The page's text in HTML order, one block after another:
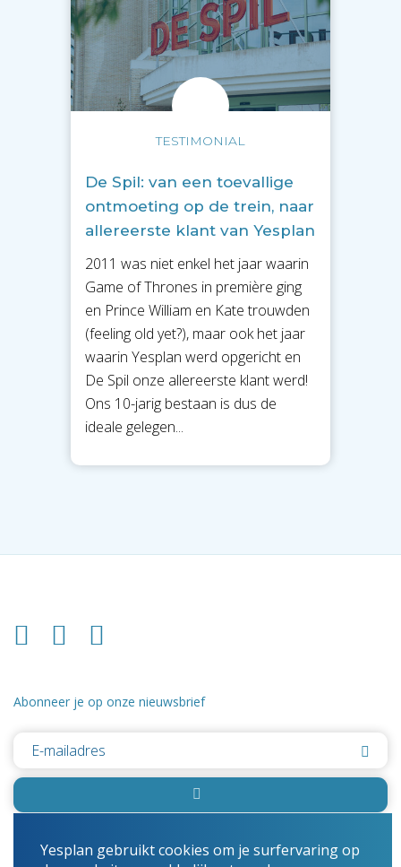
TESTIMONIAL
De Spil: van een toevallige
ontmoeting op de trein, naar
allereerste klant van Yesplan
2011 was niet enkel het jaar waarin
Game of Thrones in première ging
en Prince William en Kate trouwden
(feeling old yet?), maar ook het jaar
waarin Yesplan werd opgericht en
De Spil onze allereerste klant werd!
Ons 10-jarig bestaan is dus de
ideale gelegen...
Yesplan gebruikt cookies om je surfervaring op
Abonneer je op onze nieuwsbrief
© 2026 Yesplan